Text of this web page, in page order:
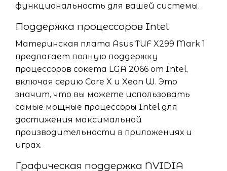
функциональность для вашей системы.
Поддержка процессоров Intel
Материнская плата Asus TUF X299 Mark 1
предлагает полную поддержку
процессоров сокета LGA 2066 от Intel,
включая серию Core X и Xeon W. Это
значит, что вы можете использовать
самые мощные процессоры Intel для
достижения максимальной
производительности в приложениях и
играх.
Графическая поддержка NVIDIA